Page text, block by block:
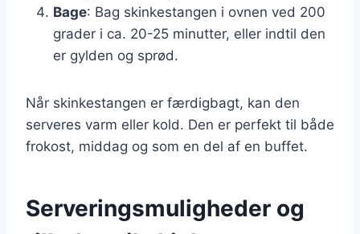
Bage: Bag skinkestangen i ovnen ved 200
grader i ca. 20-25 minutter, eller indtil den
er gylden og sprød.
Når skinkestangen er færdigbagt, kan den
serveres varm eller kold. Den er perfekt til både
frokost, middag og som en del af en buffet.
Serveringsmuligheder og